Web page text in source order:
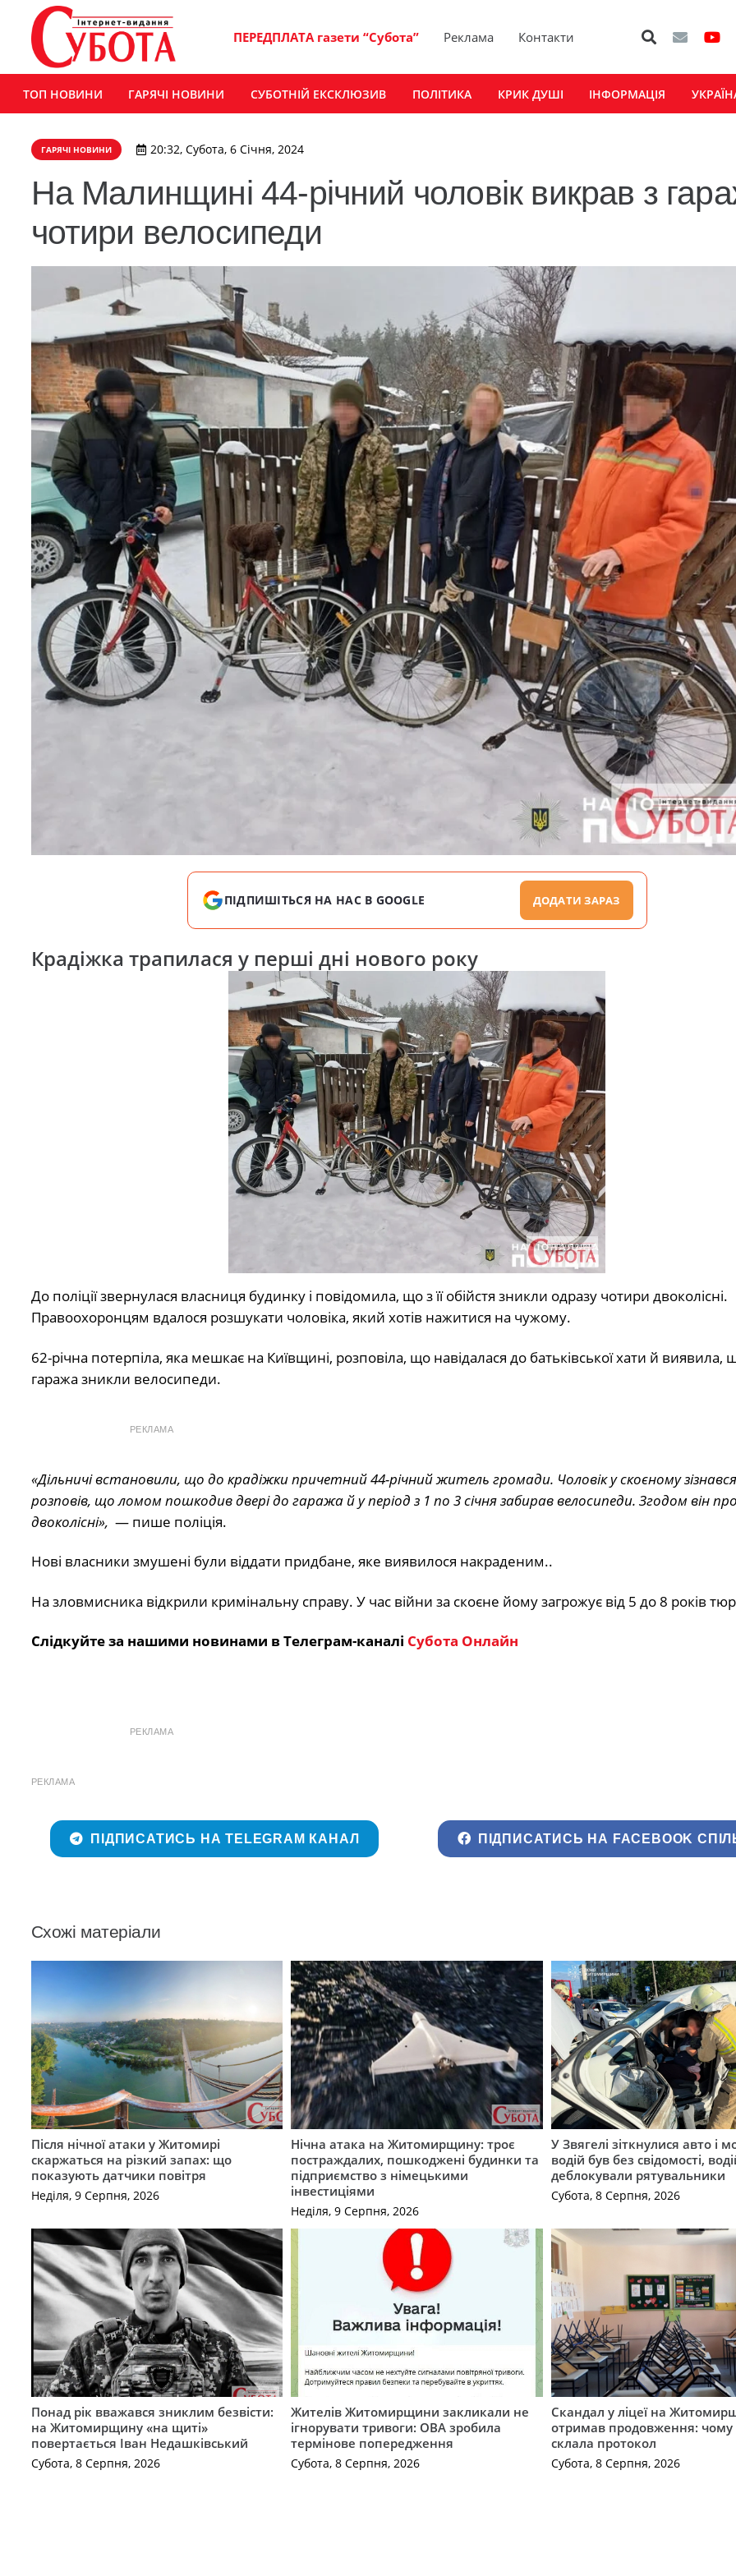
ПЕРЕДПЛАТА газети “Субота” Реклама Контакти
ТОП НОВИНИ ГАРЯЧІ НОВИНИ СУБОТНІЙ ЕКСКЛЮЗИВ ПОЛІТИКА КРИК ДУШІ ІНФОРМАЦІЯ
ГАРЯЧІ НОВИНИ 20:32, Субота, 6 Січня, 2024
На Малинщині 44-річний чоловік викрав з
чотири велосипеди
ПІДПИШІТЬСЯ НА НАС В GOOGLE ДОДАТИ ЗАРАЗ
Крадіжка трапилася у перші дні нового року
До поліції звернулася власниця будинку і повідомила, що з її обійстя зникли одразу чотири двоколісні.
Правоохоронцям вдалося розшукати чоловіка, який хотів нажитися на чужому.
62-річна потерпіла, яка мешкає на Київщині, розповіла, що навідалася до батьківської хати й виявила,
гаража зникли велосипеди.
РЕКЛАМА
«Дільничі встановили, що до крадіжки причетний 44-річний житель громади. Чоловік у скоєному
розповів, що ломом пошкодив двері до гаража й у період з 1 по 3 січня забирав велосипеди. Згодом він
двоколісні», — пише поліція.
Нові власники змушені були віддати придбане, яке виявилося накраденим..
На зловмисника відкрили кримінальну справу. У час війни за скоєне йому загрожує від 5 до 8 років
Слідкуйте за нашими новинами в Телеграм-каналі Субота Онлайн
РЕКЛАМА
РЕКЛАМА
ПІДПИСАТИСЬ НА TELEGRAM КАНАЛ ПІДПИСАТИСЬ НА FACEBOOK
Схожі матеріали
Після нічної атаки у Житомирі
скаржаться на різкий запах: що
показують датчики повітря
Неділя, 9 Серпня, 2026
Нічна атака на Житомирщину: троє
постраждалих, пошкоджені будинки та
підприємство з німецькими
інвестиціями
Неділя, 9 Серпня, 2026
У Звягелі зіткнулися авто і
водій був без свідомості,
деблокували рятувальники
Субота, 8 Серпня, 2026
Понад рік вважався зниклим безвісти:
на Житомирщину «на щиті»
повертається Іван Недашківський
Субота, 8 Серпня, 2026
Жителів Житомирщини закликали не
ігнорувати тривоги: ОВА зробила
термінове попередження
Субота, 8 Серпня, 2026
Скандал у ліцеї на
отримав продовження: чому
склала протокол
Субота, 8 Серпня, 2026